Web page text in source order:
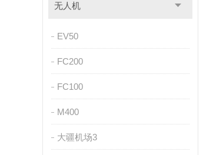
无人机
EV50
FC200
FC100
M400
大疆机场3